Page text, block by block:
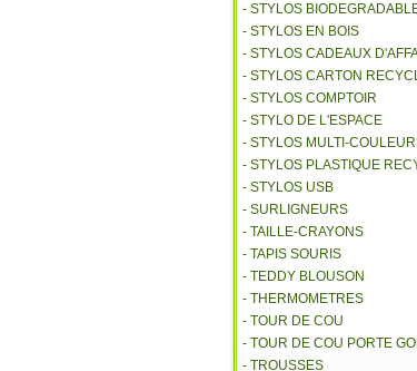
- STYLOS
- STYLOS EN BOIS
- STYLOS CADEAUX
- STYLOS CARTON
- STYLOS COMPTOIR
- STYLO DE L'ESPACE
- STYLOS MULTI-
- STYLOS PLASTIQUE
- STYLOS USB
- SURLIGNEURS
- TAILLE-CRAYONS
- TAPIS SOURIS
- TEDDY BLOUSON
- THERMOMETRES
- TOUR DE COU
- TOUR DE COU PORTE
- TROUSSES